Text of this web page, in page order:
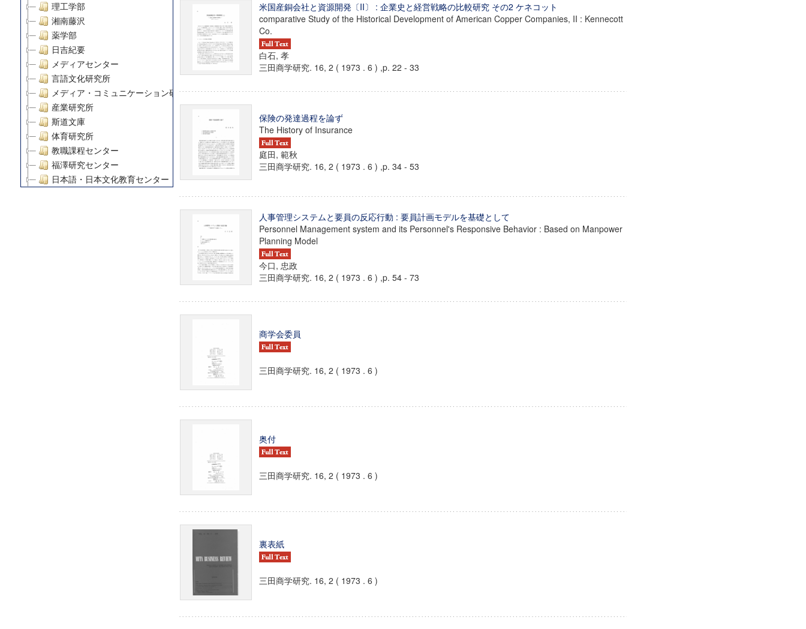
理工学部
湘南藤沢
薬学部
日吉紀要
メディアセンター
言語文化研究所
メディア・コミュニケーション研究所
産業研究所
斯道文庫
体育研究所
教職課程センター
福澤研究センター
日本語・日本文化教育センター
デジタルメディア・コンテンツ統合研究センター
グローバルリサーチインスティテュート
米国産銅会社と資源開発〔II〕 : 企業史と経営戦略の比較研究 その2 ケネコット
comparative Study of the Historical Development of American Copper Companies, II : Kennecott
Co.
白石, 孝
三田商学研究. 16, 2 ( 1973 . 6 ) ,p. 22 - 33
保険の発達過程を論ず
The History of Insurance
庭田, 範秋
三田商学研究. 16, 2 ( 1973 . 6 ) ,p. 34 - 53
人事管理システムと要員の反応行動 : 要員計画モデルを基礎として
Personnel Management system and its Personnel's Responsive Behavior : Based on Manpower
Planning Model
今口, 忠政
三田商学研究. 16, 2 ( 1973 . 6 ) ,p. 54 - 73
商学会委員
三田商学研究. 16, 2 ( 1973 . 6 )
奥付
三田商学研究. 16, 2 ( 1973 . 6 )
裏表紙
三田商学研究. 16, 2 ( 1973 . 6 )